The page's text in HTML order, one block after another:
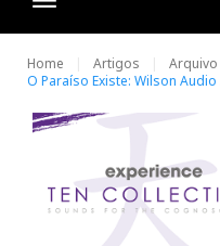
Home Artigos Arquivo
O Paraíso Existe: Wilson